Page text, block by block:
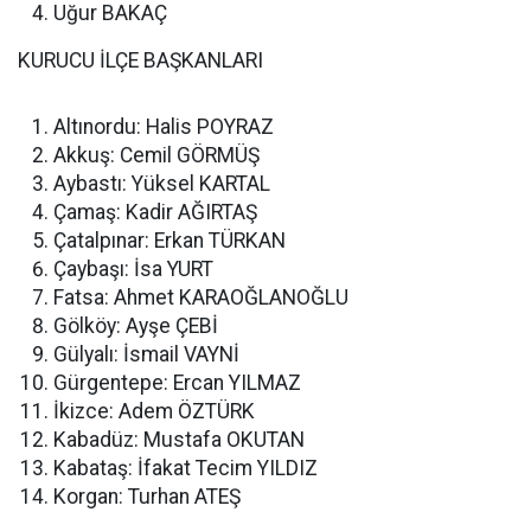
Uğur BAKAÇ
KURUCU İLÇE BAŞKANLARI
Altınordu: Halis POYRAZ
Akkuş: Cemil GÖRMÜŞ
Aybastı: Yüksel KARTAL
Çamaş: Kadir AĞIRTAŞ
Çatalpınar: Erkan TÜRKAN
Çaybaşı: İsa YURT
Fatsa: Ahmet KARAOĞLANOĞLU
Gölköy: Ayşe ÇEBİ
Gülyalı: İsmail VAYNİ
Gürgentepe: Ercan YILMAZ
İkizce: Adem ÖZTÜRK
Kabadüz: Mustafa OKUTAN
Kabataş: İfakat Tecim YILDIZ
Korgan: Turhan ATEŞ